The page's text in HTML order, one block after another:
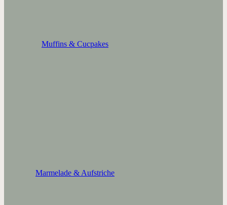
Muffins & Cucpakes
Marmelade & Aufstriche